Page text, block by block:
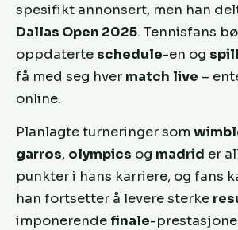
spesifikt annonsert, men han
Dallas Open 2025. Tennisfans
oppdaterte schedule-en og
få med seg hver match live –
online.
Planlagte turneringer som
garros, olympics og madrid er
punkter i hans karriere, og fans
han fortsetter å levere sterke
imponerende finale-